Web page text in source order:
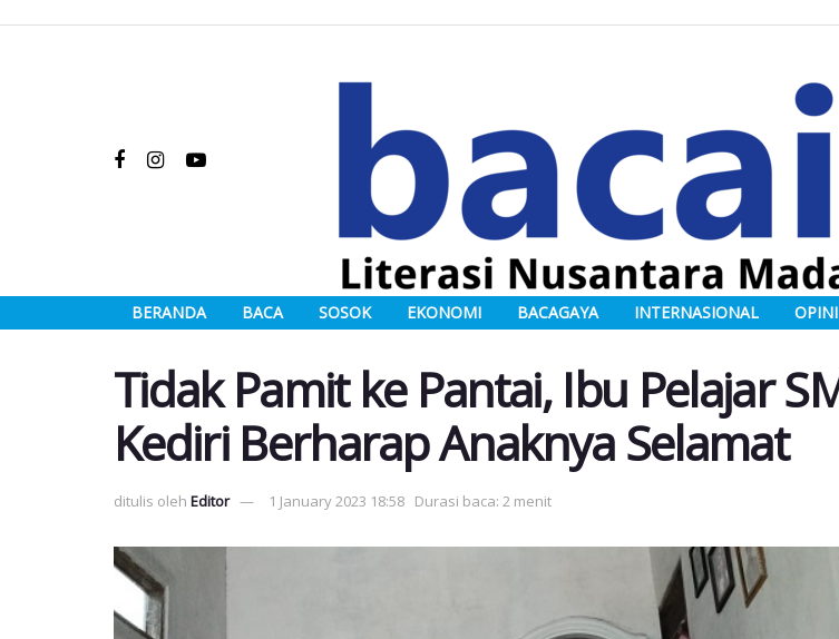
BERANDA BACA SOSOK EKONOMI BACAGAYA INTERNASIONAL OPINI
Tidak Pamit ke Pantai, Ibu Pelajar
Kediri Berharap Anaknya Selamat
ditulis oleh Editor 1 January 2023 18:58 Durasi baca: 2 menit